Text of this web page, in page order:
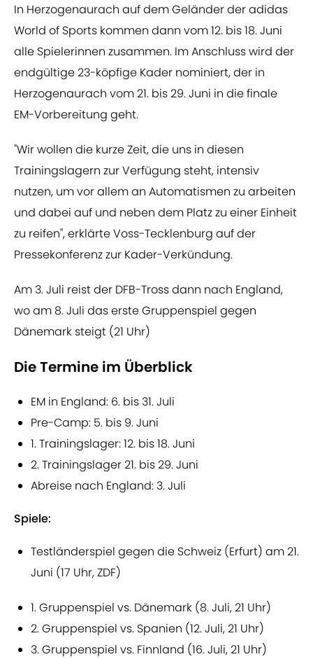
In Herzogenaurach auf dem Geländer der adidas
World of Sports kommen dann vom 12. bis 18. Juni
alle Spielerinnen zusammen. Im Anschluss wird der
endgültige 23-köpfige Kader nominiert, der in
Herzogenaurach vom 21. bis 29. Juni in die finale
EM-Vorbereitung geht.
"Wir wollen die kurze Zeit, die uns in diesen
Trainingslagern zur Verfügung steht, intensiv
nutzen, um vor allem an Automatismen zu arbeiten
und dabei auf und neben dem Platz zu einer Einheit
zu reifen", erklärte Voss-Tecklenburg auf der
Pressekonferenz zur Kader-Verkündung.
Am 3. Juli reist der DFB-Tross dann nach England,
wo am 8. Juli das erste Gruppenspiel gegen
Dänemark steigt (21 Uhr)
Die Termine im Überblick
EM in England: 6. bis 31. Juli
Pre-Camp: 5. bis 9. Juni
1. Trainingslager: 12. bis 18. Juni
2. Trainingslager 21. bis 29. Juni
Abreise nach England: 3. Juli
Spiele:
Testländerspiel gegen die Schweiz (Erfurt) am 21.
Juni (17 Uhr, ZDF)
1. Gruppenspiel vs. Dänemark (8. Juli, 21 Uhr)
2. Gruppenspiel vs. Spanien (12. Juli, 21 Uhr)
3. Gruppenspiel vs. Finnland (16. Juli, 21 Uhr)